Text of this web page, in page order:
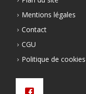
Mentions légales
Contact
CGU
Politique de cookies